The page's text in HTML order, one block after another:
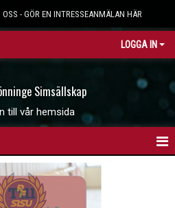
- GÖR EN INTRESSEANMÄLAN HÄR
LOGGA IN
Simsällskap
till vår hemsida